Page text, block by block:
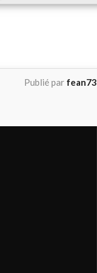
Publié par fean73